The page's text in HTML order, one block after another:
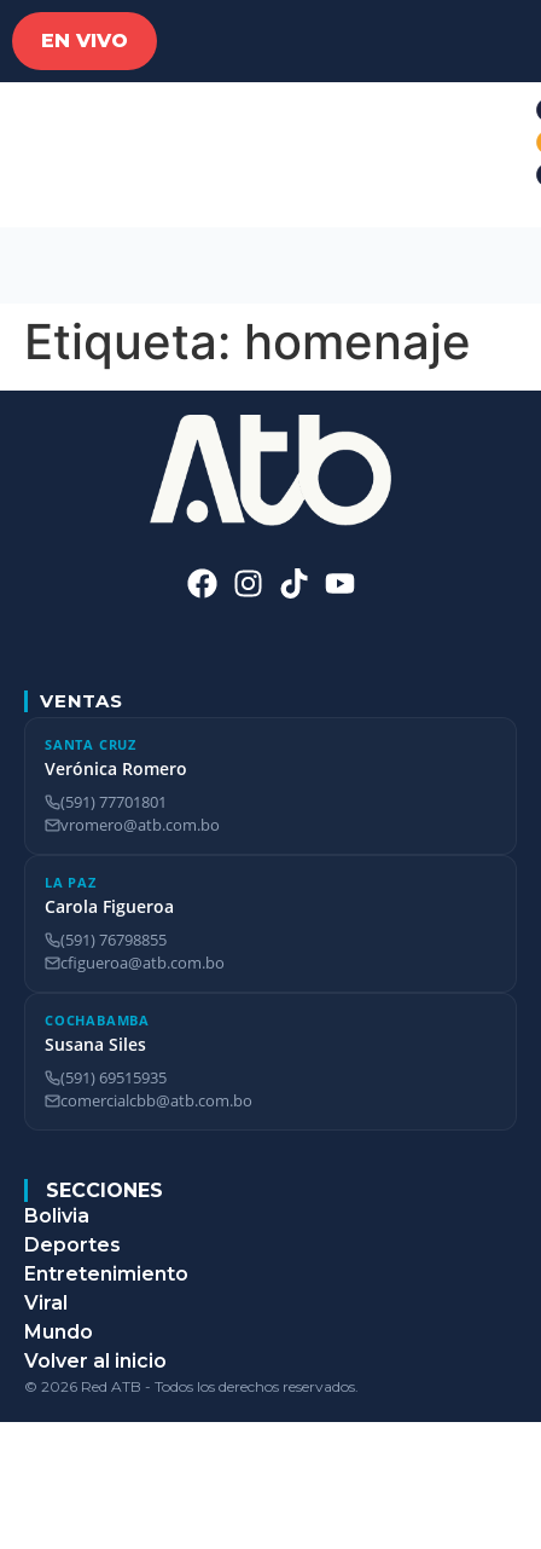
EN VIVO
Etiqueta: homenaje
VENTAS
SANTA CRUZ
Verónica Romero
(591) 77701801
vromero@atb.com.bo
LA PAZ
Carola Figueroa
(591) 76798855
cfigueroa@atb.com.bo
COCHABAMBA
Susana Siles
(591) 69515935
comercialcbb@atb.com.bo
SECCIONES
Bolivia
Deportes
Entretenimiento
Viral
Mundo
Volver al inicio
© 2026 Red ATB - Todos los derechos reservados.